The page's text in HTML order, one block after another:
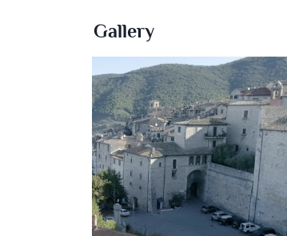
Gallery